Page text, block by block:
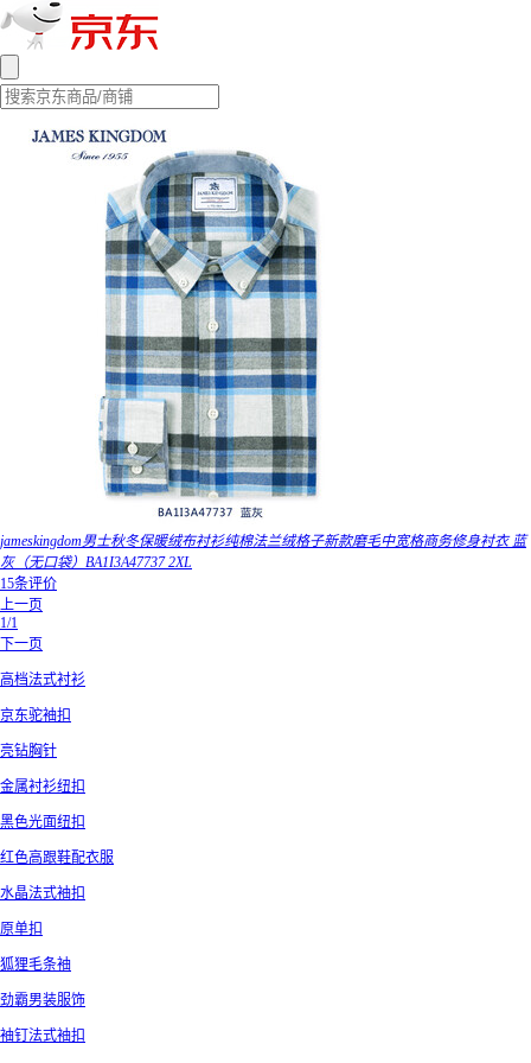
jameskingdom男士秋冬保暖绒布衬衫纯棉法兰绒格子新款磨毛中宽格商务修身衬衣 蓝
灰（无口袋）BA1I3A47737 2XL
15条评价
上一页
1/1
下一页
高档法式衬衫
京东驼袖扣
亮钻胸针
金属衬衫纽扣
黑色光面纽扣
红色高跟鞋配衣服
水晶法式袖扣
原单扣
狐狸毛条袖
劲霸男装服饰
袖钉法式袖扣